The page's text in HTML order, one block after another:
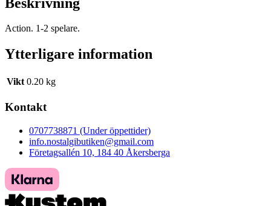
Action. 1-2 spelare.
Ytterligare information
Vikt 0.20 kg
Kontakt
0707738871 (Under öppettider)
info.nostalgibutiken@gmail.com
Företagsallén 10, 184 40 Åkersberga